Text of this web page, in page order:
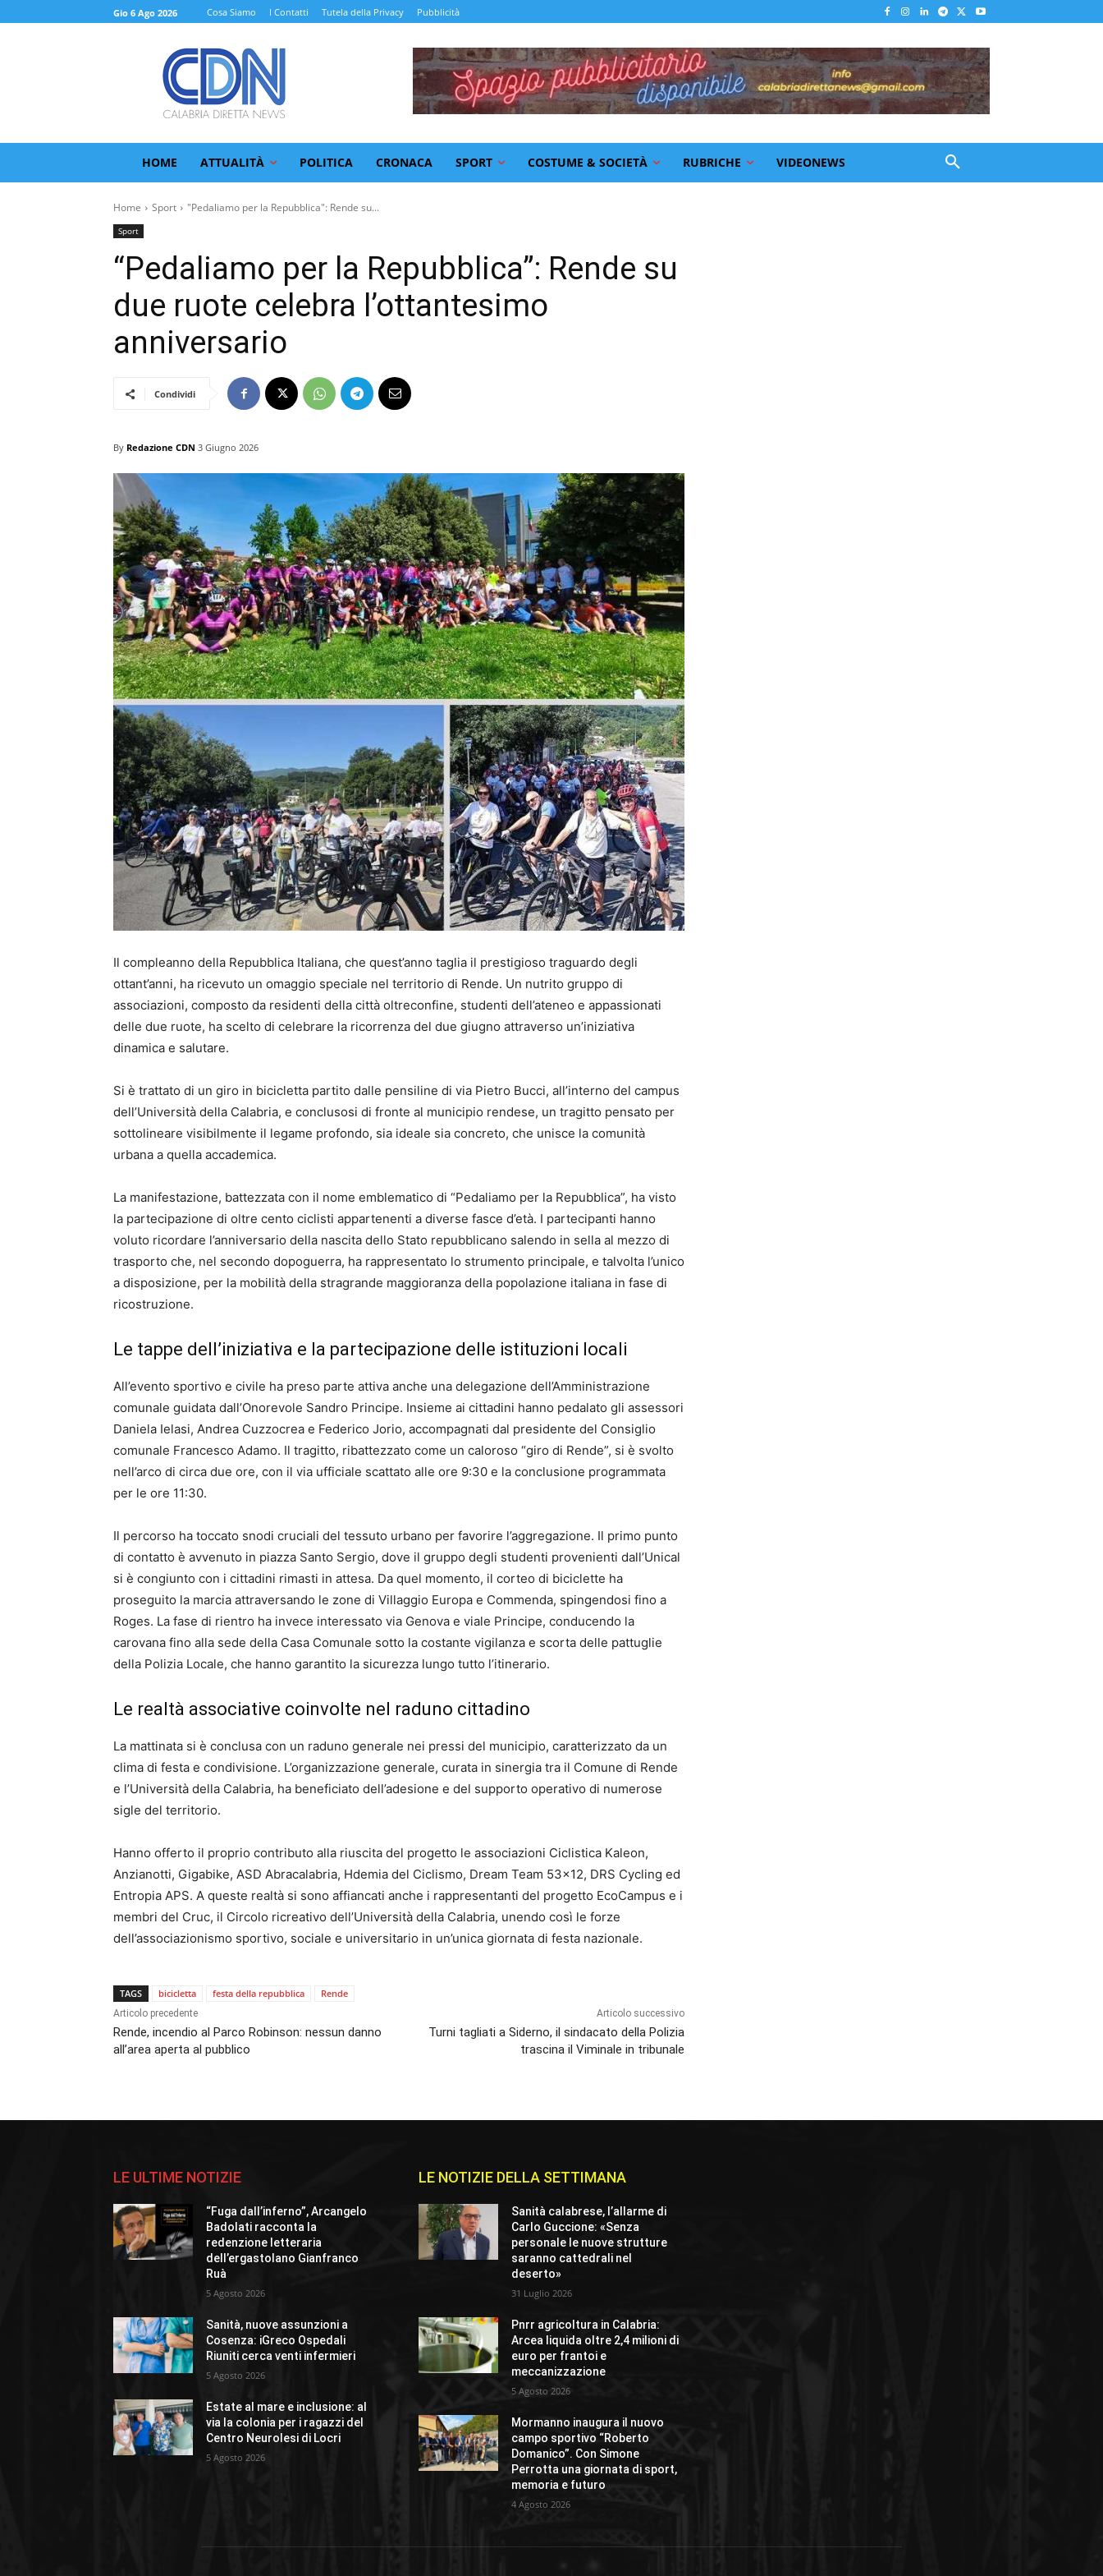
Gio 6 Ago 2026 Cosa Siamo I Contatti Tutela della Privacy Pubblicità
HOME ATTUALITÀ POLITICA CRONACA SPORT COSTUME & SOCIETÀ RUBRICHE VIDEONEWS
Home Sport "Pedaliamo per la Repubblica": Rende su...
Sport
“Pedaliamo per la Repubblica”: Rende su
due ruote celebra l’ottantesimo
anniversario
Condividi
By Redazione CDN 3 Giugno 2026
Il compleanno della Repubblica Italiana, che quest’anno taglia il prestigioso traguardo degli
ottant’anni, ha ricevuto un omaggio speciale nel territorio di Rende. Un nutrito gruppo di
associazioni, composto da residenti della città oltreconfine, studenti dell’ateneo e appassionati
delle due ruote, ha scelto di celebrare la ricorrenza del due giugno attraverso un’iniziativa
dinamica e salutare.
Si è trattato di un giro in bicicletta partito dalle pensiline di via Pietro Bucci, all’interno del campus
dell’Università della Calabria, e conclusosi di fronte al municipio rendese, un tragitto pensato per
sottolineare visibilmente il legame profondo, sia ideale sia concreto, che unisce la comunità
urbana a quella accademica.
La manifestazione, battezzata con il nome emblematico di “Pedaliamo per la Repubblica”, ha visto
la partecipazione di oltre cento ciclisti appartenenti a diverse fasce d’età. I partecipanti hanno
voluto ricordare l’anniversario della nascita dello Stato repubblicano salendo in sella al mezzo di
trasporto che, nel secondo dopoguerra, ha rappresentato lo strumento principale, e talvolta l’unico
a disposizione, per la mobilità della stragrande maggioranza della popolazione italiana in fase di
ricostruzione.
Le tappe dell’iniziativa e la partecipazione delle istituzioni locali
All’evento sportivo e civile ha preso parte attiva anche una delegazione dell’Amministrazione
comunale guidata dall’Onorevole Sandro Principe. Insieme ai cittadini hanno pedalato gli assessori
Daniela Ielasi, Andrea Cuzzocrea e Federico Jorio, accompagnati dal presidente del Consiglio
comunale Francesco Adamo. Il tragitto, ribattezzato come un caloroso “giro di Rende”, si è svolto
nell’arco di circa due ore, con il via ufficiale scattato alle ore 9:30 e la conclusione programmata
per le ore 11:30.
Il percorso ha toccato snodi cruciali del tessuto urbano per favorire l’aggregazione. Il primo punto
di contatto è avvenuto in piazza Santo Sergio, dove il gruppo degli studenti provenienti dall’Unical
si è congiunto con i cittadini rimasti in attesa. Da quel momento, il corteo di biciclette ha
proseguito la marcia attraversando le zone di Villaggio Europa e Commenda, spingendosi fino a
Roges. La fase di rientro ha invece interessato via Genova e viale Principe, conducendo la
carovana fino alla sede della Casa Comunale sotto la costante vigilanza e scorta delle pattuglie
della Polizia Locale, che hanno garantito la sicurezza lungo tutto l’itinerario.
Le realtà associative coinvolte nel raduno cittadino
La mattinata si è conclusa con un raduno generale nei pressi del municipio, caratterizzato da un
clima di festa e condivisione. L’organizzazione generale, curata in sinergia tra il Comune di Rende
e l’Università della Calabria, ha beneficiato dell’adesione e del supporto operativo di numerose
sigle del territorio.
Hanno offerto il proprio contributo alla riuscita del progetto le associazioni Ciclistica Kaleon,
Anzianotti, Gigabike, ASD Abracalabria, Hdemia del Ciclismo, Dream Team 53×12, DRS Cycling ed
Entropia APS. A queste realtà si sono affiancati anche i rappresentanti del progetto EcoCampus e i
membri del Cruc, il Circolo ricreativo dell’Università della Calabria, unendo così le forze
dell’associazionismo sportivo, sociale e universitario in un’unica giornata di festa nazionale.
TAGS bicicletta festa della repubblica Rende
Articolo precedente
Rende, incendio al Parco Robinson: nessun danno
all’area aperta al pubblico
Articolo successivo
Turni tagliati a Siderno, il sindacato della Polizia
trascina il Viminale in tribunale
LE ULTIME NOTIZIE
“Fuga dall’inferno”, Arcangelo
Badolati racconta la
redenzione letteraria
dell’ergastolano Gianfranco
Ruà
5 Agosto 2026
Sanità, nuove assunzioni a
Cosenza: iGreco Ospedali
Riuniti cerca venti infermieri
5 Agosto 2026
Estate al mare e inclusione: al
via la colonia per i ragazzi del
Centro Neurolesi di Locri
5 Agosto 2026
LE NOTIZIE DELLA SETTIMANA
Sanità calabrese, l’allarme di
Carlo Guccione: «Senza
personale le nuove strutture
saranno cattedrali nel
deserto»
31 Luglio 2026
Pnrr agricoltura in Calabria:
Arcea liquida oltre 2,4 milioni di
euro per frantoi e
meccanizzazione
5 Agosto 2026
Mormanno inaugura il nuovo
campo sportivo “Roberto
Domanico”. Con Simone
Perrotta una giornata di sport,
memoria e futuro
4 Agosto 2026